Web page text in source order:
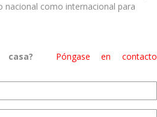
nacional como internacional para
casa?
Póngase en contacto